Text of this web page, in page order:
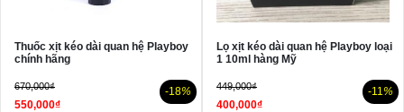
Thuốc xịt kéo dài quan hệ Playboy
chính hãng
670,000₫
550,000₫
-18%
Lọ xịt kéo dài quan hệ Playboy loại
1 10ml hàng Mỹ
449,000₫
400,000₫
-11 %